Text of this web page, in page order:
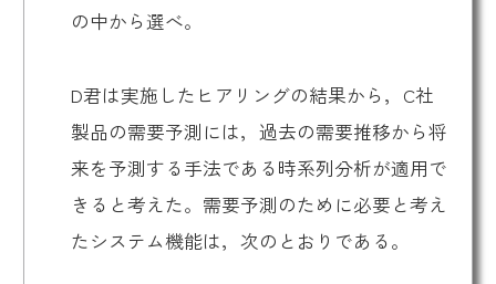
の中から選べ。
D君は実施したヒアリングの結果から，C社
製品の需要予測には，過去の需要推移から将
来を予測する手法である時系列分析が適用で
きると考えた。需要予測のために必要と考え
たシステム機能は，次のとおりである。